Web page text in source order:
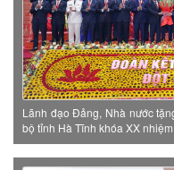
Lãnh đạo Đảng, Nhà nước
bộ tỉnh Hà Tĩnh khóa XX